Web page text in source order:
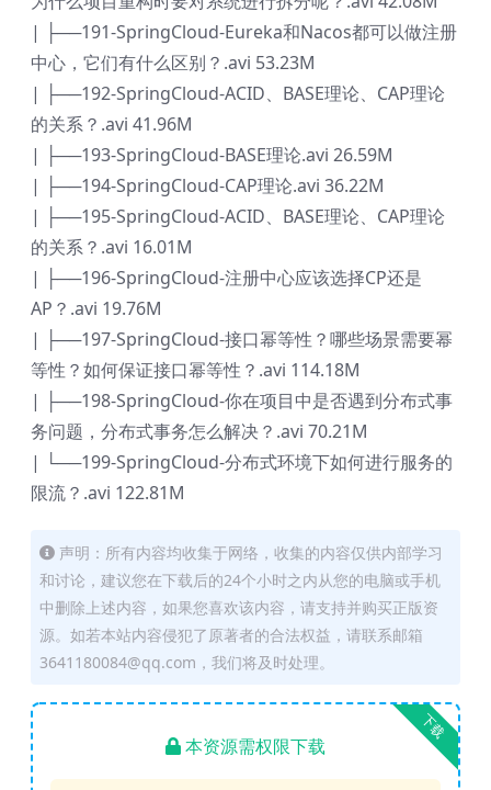
| ├──191-SpringCloud-Eureka和Nacos都可以做注册
中心，它们有什么区别？.avi 53.23M
| ├──192-SpringCloud-ACID、BASE理论、CAP理论
的关系？.avi 41.96M
| ├──193-SpringCloud-BASE理论.avi 26.59M
| ├──194-SpringCloud-CAP理论.avi 36.22M
| ├──195-SpringCloud-ACID、BASE理论、CAP理论
的关系？.avi 16.01M
| ├──196-SpringCloud-注册中心应该选择CP还是
AP？.avi 19.76M
| ├──197-SpringCloud-接口幂等性？哪些场景需要幂
等性？如何保证接口幂等性？.avi 114.18M
| ├──198-SpringCloud-你在项目中是否遇到分布式事
务问题，分布式事务怎么解决？.avi 70.21M
| └──199-SpringCloud-分布式环境下如何进行服务的
限流？.avi 122.81M
声明：所有内容均收集于网络，收集的内容仅供内部学习
和讨论，建议您在下载后的24个小时之内从您的电脑或手机
中删除上述内容，如果您喜欢该内容，请支持并购买正版资
源。如若本站内容侵犯了原著者的合法权益，请联系邮箱
3641180084@qq.com，我们将及时处理。
下载
本资源需权限下载